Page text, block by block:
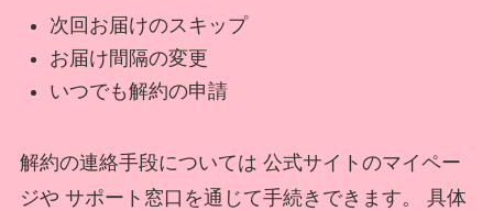
次回お届けのスキップ
お届け間隔の変更
いつでも解約の申請
解約の連絡手段については 公式サイトのマイペー
ジや サポート窓口を通じて手続きできます。 具体